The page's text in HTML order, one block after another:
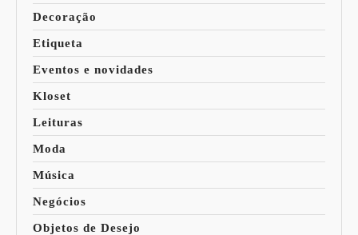
Decoração
Etiqueta
Eventos e novidades
Kloset
Leituras
Moda
Música
Negócios
Objetos de Desejo